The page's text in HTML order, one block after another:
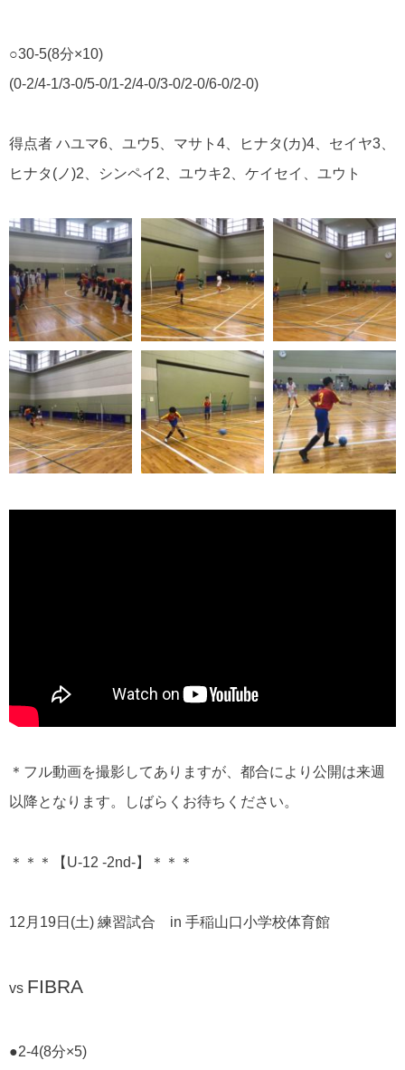
○30-5(8分×10)
(0-2/4-1/3-0/5-0/1-2/4-0/3-0/2-0/6-0/2-0)
得点者 ハユマ6、ユウ5、マサト4、ヒナタ(カ)4、セイヤ3、
ヒナタ(ノ)2、シンペイ2、ユウキ2、ケイセイ、ユウト
＊フル動画を撮影してありますが、都合により公開は来週
以降となります。しばらくお待ちください。
＊＊＊【U-12 -2nd-】＊＊＊
12月19日(土) 練習試合 in 手稲山口小学校体育館
vs FIBRA
●2-4(8分×5)